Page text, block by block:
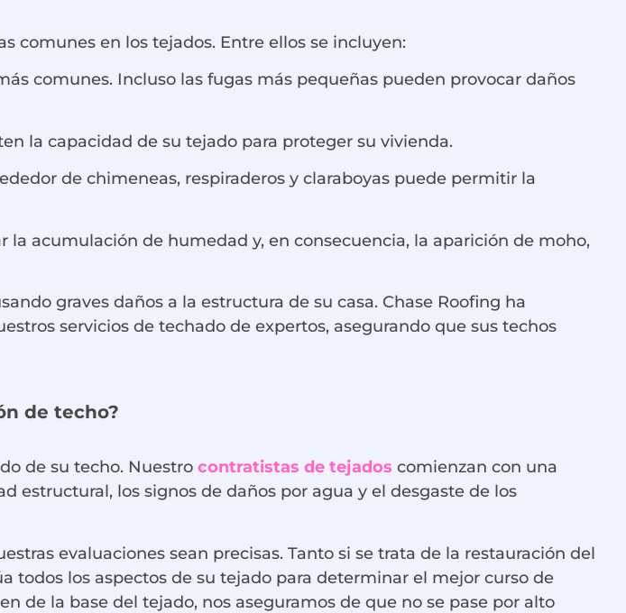
comunes en los tejados. Entre ellos se incluyen:
comunes. Incluso las fugas más pequeñas pueden provocar daños
la capacidad de su tejado para proteger su vivienda.
de chimeneas, respiraderos y claraboyas puede permitir la
la acumulación de humedad y, en consecuencia, la aparición de moho,
graves daños a la estructura de su casa. Chase Roofing ha
servicios de techado de expertos, asegurando que sus techos
de techo?
de su techo. Nuestro contratistas de tejados comienzan con una
estructural, los signos de daños por agua y el desgaste de los
evaluaciones sean precisas. Tanto si se trata de la restauración del
los aspectos de su tejado para determinar el mejor curso de
de la base del tejado, nos aseguramos de que no se pase por alto